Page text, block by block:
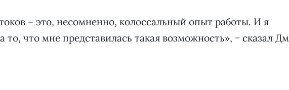
– это, несомненно, колоссальный опыт работы. И я
то, что мне представилась такая возможность», − сказал